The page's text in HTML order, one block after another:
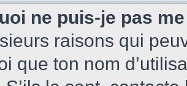
ne puis-je pas
raisons qui
que ton nom